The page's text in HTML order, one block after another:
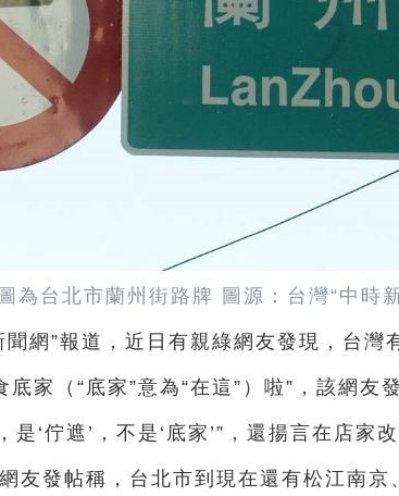
圖為台北市蘭州街路牌 圖源：台灣“中時
聞網”報道，近日有親綠網友發現，台灣
底家（“底家”意為“在這”）啦”，該網友
是‘佇遮’，不是‘底家’”，還揚言在店家
友發帖稱，台北市到現在還有松江南京